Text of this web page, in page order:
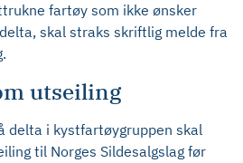
fartøy som ikke ønsker
skal straks skriftlig melde fra
utseiling
delta i kystfartøygruppen skal
til Norges Sildesalgslag før